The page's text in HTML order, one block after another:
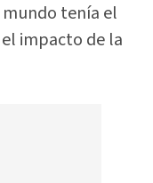
tenía el
impacto de la